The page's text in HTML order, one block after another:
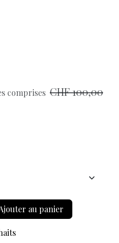
comprises CHF100,00
au panier